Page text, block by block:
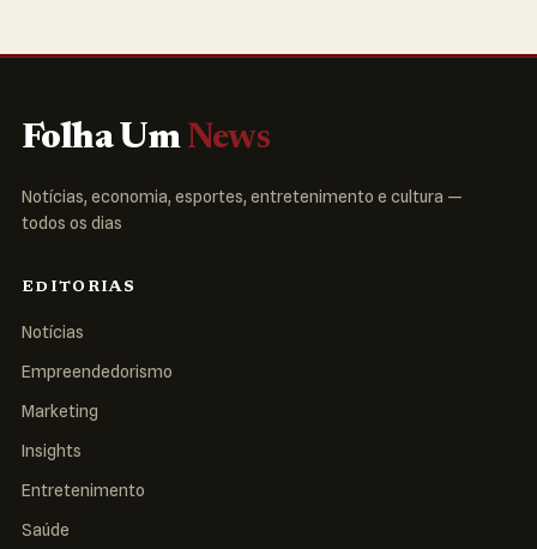
Folha Um News
Notícias, economia, esportes, entretenimento e cultura —
todos os dias
EDITORIAS
Notícias
Empreendedorismo
Marketing
Insights
Entretenimento
Saúde